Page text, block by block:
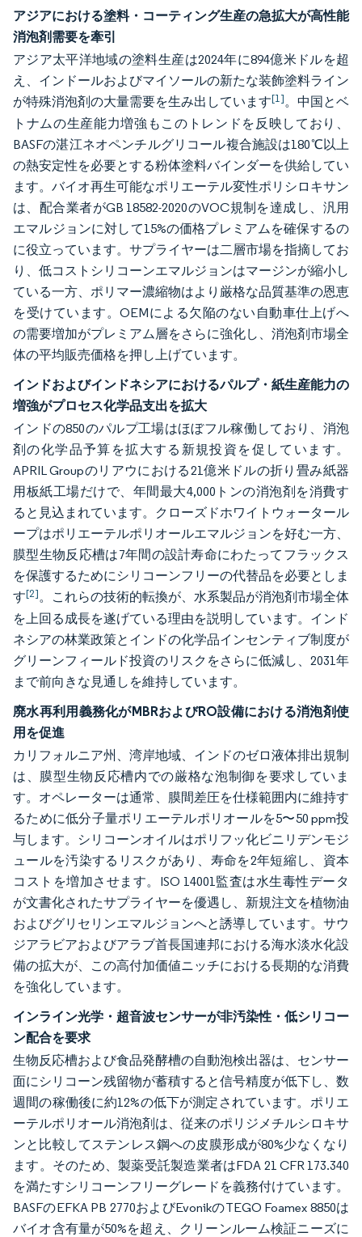
アジアにおける塗料・コーティング生産の急拡大が高性能
消泡剤需要を牽引
アジア太平洋地域の塗料生産は2024年に894億米ドルを超
え、インドールおよびマイソールの新たな装飾塗料ライン
が特殊消泡剤の大量需要を生み出しています[1]。中国とベ
トナムの生産能力増強もこのトレンドを反映しており、
BASFの湛江ネオペンチルグリコール複合施設は180℃以上
の熱安定性を必要とする粉体塗料バインダーを供給してい
ます。バイオ再生可能なポリエーテル変性ポリシロキサン
は、配合業者がGB 18582-2020のVOC規制を達成し、汎用
エマルジョンに対して15%の価格プレミアムを確保するの
に役立っています。サプライヤーは二層市場を指摘してお
り、低コストシリコーンエマルジョンはマージンが縮小し
ている一方、ポリマー濃縮物はより厳格な品質基準の恩恵
を受けています。OEMによる欠陥のない自動車仕上げへ
の需要増加がプレミアム層をさらに強化し、消泡剤市場全
体の平均販売価格を押し上げています。
インドおよびインドネシアにおけるパルプ・紙生産能力の
増強がプロセス化学品支出を拡大
インドの850のパルプ工場はほぼフル稼働しており、消泡
剤の化学品予算を拡大する新規投資を促しています。
APRIL Groupのリアウにおける21億米ドルの折り畳み紙器
用板紙工場だけで、年間最大4,000トンの消泡剤を消費す
ると見込まれています。クローズドホワイトウォータール
ープはポリエーテルポリオールエマルジョンを好む一方、
膜型生物反応槽は7年間の設計寿命にわたってフラックス
を保護するためにシリコーンフリーの代替品を必要としま
す[2]。これらの技術的転換が、水系製品が消泡剤市場全体
を上回る成長を遂げている理由を説明しています。インド
ネシアの林業政策とインドの化学品インセンティブ制度が
グリーンフィールド投資のリスクをさらに低減し、2031年
まで前向きな見通しを維持しています。
廃水再利用義務化がMBRおよびRO設備における消泡剤使
用を促進
カリフォルニア州、湾岸地域、インドのゼロ液体排出規制
は、膜型生物反応槽内での厳格な泡制御を要求していま
す。オペレーターは通常、膜間差圧を仕様範囲内に維持す
るために低分子量ポリエーテルポリオールを5〜50 ppm投
与します。シリコーンオイルはポリフッ化ビニリデンモジ
ュールを汚染するリスクがあり、寿命を2年短縮し、資本
コストを増加させます。ISO 14001監査は水生毒性データ
が文書化されたサプライヤーを優遇し、新規注文を植物油
およびグリセリンエマルジョンへと誘導しています。サウ
ジアラビアおよびアラブ首長国連邦における海水淡水化設
備の拡大が、この高付加価値ニッチにおける長期的な消費
を強化しています。
インライン光学・超音波センサーが非汚染性・低シリコー
ン配合を要求
生物反応槽および食品発酵槽の自動泡検出器は、センサー
面にシリコーン残留物が蓄積すると信号精度が低下し、数
週間の稼働後に約12%の低下が測定されています。ポリエ
ーテルポリオール消泡剤は、従来のポリジメチルシロキサ
ンと比較してステンレス鋼への皮膜形成が80%少なくなり
ます。そのため、製薬受託製造業者はFDA 21 CFR 173.340
を満たすシリコーンフリーグレードを義務付けています。
BASFのEFKA PB 2770およびEvonikのTEGO Foamex 8850は
バイオ含有量が50%を超え、クリーンルーム検証ニーズに